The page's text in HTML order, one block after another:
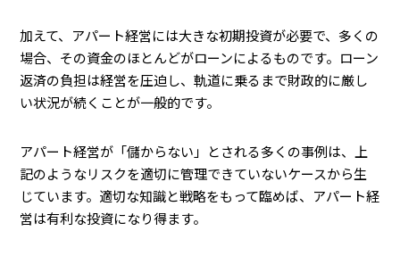
加えて、アパート経営には大きな初期投資が必要で、多くの
場合、その資金のほとんどがローンによるものです。ローン
返済の負担は経営を圧迫し、軌道に乗るまで財政的に厳し
い状況が続くことが一般的です。
アパート経営が「儲からない」とされる多くの事例は、上
記のようなリスクを適切に管理できていないケースから生
じています。適切な知識と戦略をもって臨めば、アパート経
営は有利な投資になり得ます。